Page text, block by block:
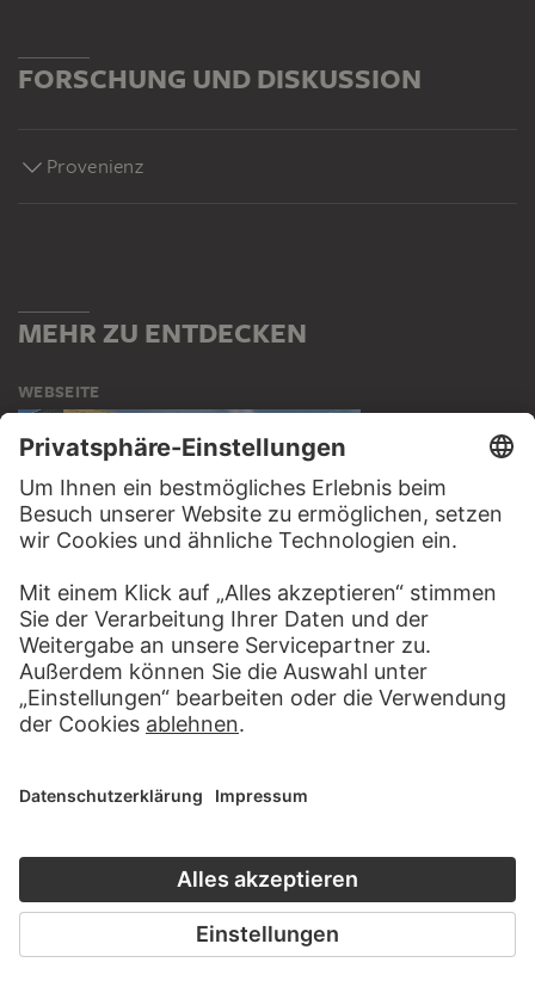
FORSCHUNG UND DISKUSSION
Provenienz
MEHR ZU ENTDECKEN
WEBSEITE
BESUCHEN SIE DAS
STÄDEL MUSEUM
ZUR WEBSEITE
Haben Sie Anregungen, Fragen oder Informationen zu